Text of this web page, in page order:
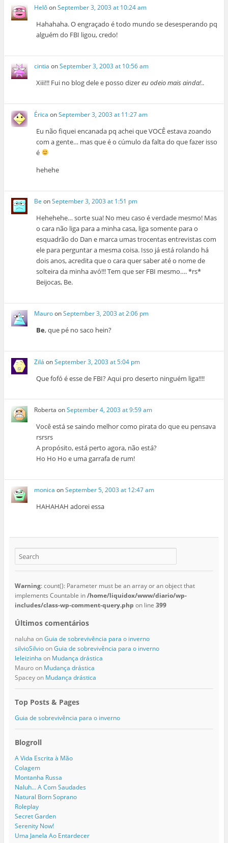
HelôonSeptember 3, 2003 at 10:24 am
Hahahaha. O engraçado é todo mundo se desesperando pq
alguém do FBI ligou, credo!
cintia onSeptember 3, 2003 at 10:56 am
Xiii!!! Fui no blog dele e posso dizereu odeio mais ainda!..
Érica onSeptember 3, 2003 at 11:27 am
Eu não fiquei encanada pq achei que VOCÊ estava zoando
com a gente… mas que é o cúmulo da falta do que fazer isso
é
hehehe
Be onSeptember 3, 2003 at 1:51 pm
Hehehehe… sorte sua! No meu caso é verdade mesmo! Mas
o cara não liga para a minha casa, liga somente para o
esquadrão do Dan e marca umas trocentas entrevistas com
ele para perguntar a mesma coisa. Isso já está rolando há
dois anos, acredita que o cara quer saber até o nome de
solteira da minha avó!!! Tem que ser FBI mesmo…. *rs*
Beijocas, Be.
MauroonSeptember 3, 2003 at 2:06 pm
Be, que pé no saco hein?
Zilá onSeptember 3, 2003 at 5:04 pm
Que fofó é esse de FBI? Aqui pro deserto ninguém liga!!!!
Roberta onSeptember 4, 2003 at 9:59 am
Você está se saindo melhor como pirata do que eu pensava
rsrsrs
A propósito, está perto agora, não está?
Ho Ho Ho e uma garrafa de rum!
monica onSeptember 5, 2003 at 12:47 am
HAHAHAH adorei essa
Warning: count(): Parameter must be an array or an object that
implements Countable in/home/liquidox/www/diario/wp-
includes/class-wp-comment-query.php on line 399
Últimos comentários
naluha onGuia de sobrevivência para o inverno
silvioSilvioonGuia de sobrevivência para o inverno
leleizinha on Mudança drástica
Mauroon Mudança drástica
Spaceyon Mudança drástica
Top Posts & Pages
Guia de sobrevivência para o inverno
Blogroll
A Vida Escrita à Mão
Colagem
Montanha Russa
Naluh… A Com Saudades
Natural Born Soprano
Roleplay
Secret Garden
Serenity Now!
Uma Janela Ao Entardecer